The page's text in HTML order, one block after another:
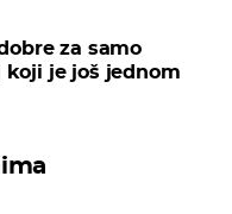
za samo
koji je još jednom